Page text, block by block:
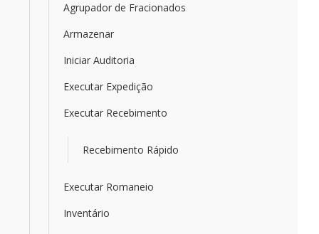
Agrupador de Fracionados
Armazenar
Iniciar Auditoria
Executar Expedição
Executar Recebimento
Recebimento Rápido
Executar Romaneio
Inventário